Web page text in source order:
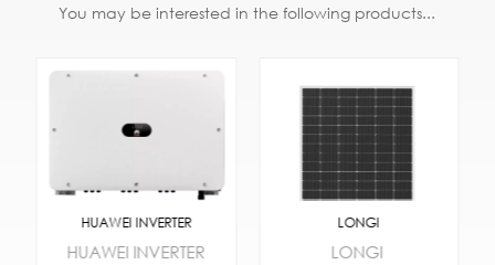
You may be interested in the following products...
HUAWEI INVERTER
HUAWEI INVERTER
LONGI
LONGI